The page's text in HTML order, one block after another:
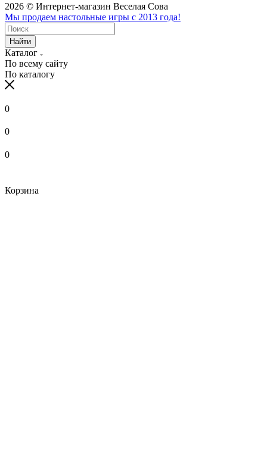
2026 © Интернет-магазин Веселая Сова
Мы продаем настольные игры с 2013 года!
Найти
Каталог
По всему сайту
По каталогу
0
0
0
Корзина